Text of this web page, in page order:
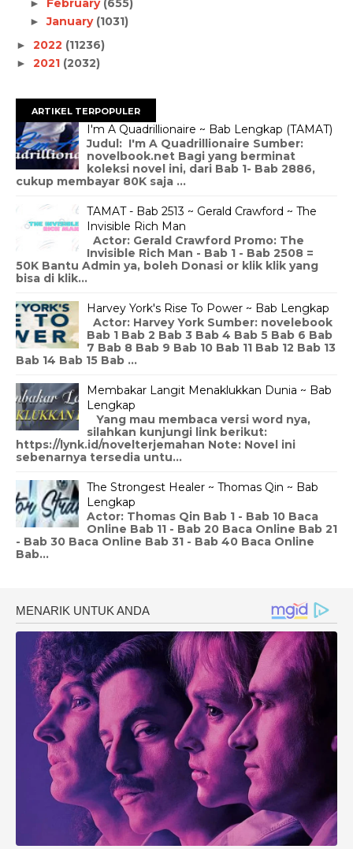
► February (655)
►January (1031)
► 2022 (11236)
► 2021 (2032)
ARTIKEL TERPOPULER
I'm A Quadrillionaire ~ Bab Lengkap (TAMAT)
Judul: I'm A Quadrillionaire Sumber:
novelbook.net Bagi yang berminat
koleksi novel ini, dari Bab 1- Bab 2886,
cukup membayar 80K saja ...
TAMAT - Bab 2513 ~ Gerald Crawford ~ The
Invisible Rich Man
Actor: Gerald Crawford Promo: The
Invisible Rich Man - Bab 1 - Bab 2508 =
50K Bantu Admin ya, boleh Donasi or klik klik yang
bisa di klik...
Harvey York's Rise To Power ~ Bab Lengkap
Actor: Harvey York Sumber: novelebook
Bab 1 Bab 2 Bab 3 Bab 4 Bab 5 Bab 6 Bab
7 Bab 8 Bab 9 Bab 10 Bab 11 Bab 12 Bab 13
Bab 14 Bab 15 Bab ...
Membakar Langit Menaklukkan Dunia ~ Bab
Lengkap
Yang mau membaca versi word nya,
silahkan kunjungi link berikut:
https://lynk.id/novelterjemahan Note: Novel ini
sebenarnya tersedia untu...
The Strongest Healer ~ Thomas Qin ~ Bab
Lengkap
Actor: Thomas Qin Bab 1 - Bab 10 Baca
Online Bab 11 - Bab 20 Baca Online Bab 21
- Bab 30 Baca Online Bab 31 - Bab 40 Baca Online
Bab...